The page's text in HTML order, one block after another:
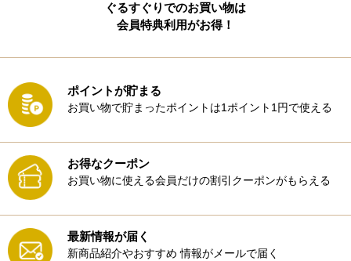
ぐるすぐりでのお買い物は
会員特典利用がお得！
ポイントが貯まる
お買い物で貯まったポイントは1ポイント1円で使える
お得なクーポン
お買い物に使える会員だけの割引クーポンがもらえる
最新情報が届く
新商品紹介やおすすめ 情報がメールで届く